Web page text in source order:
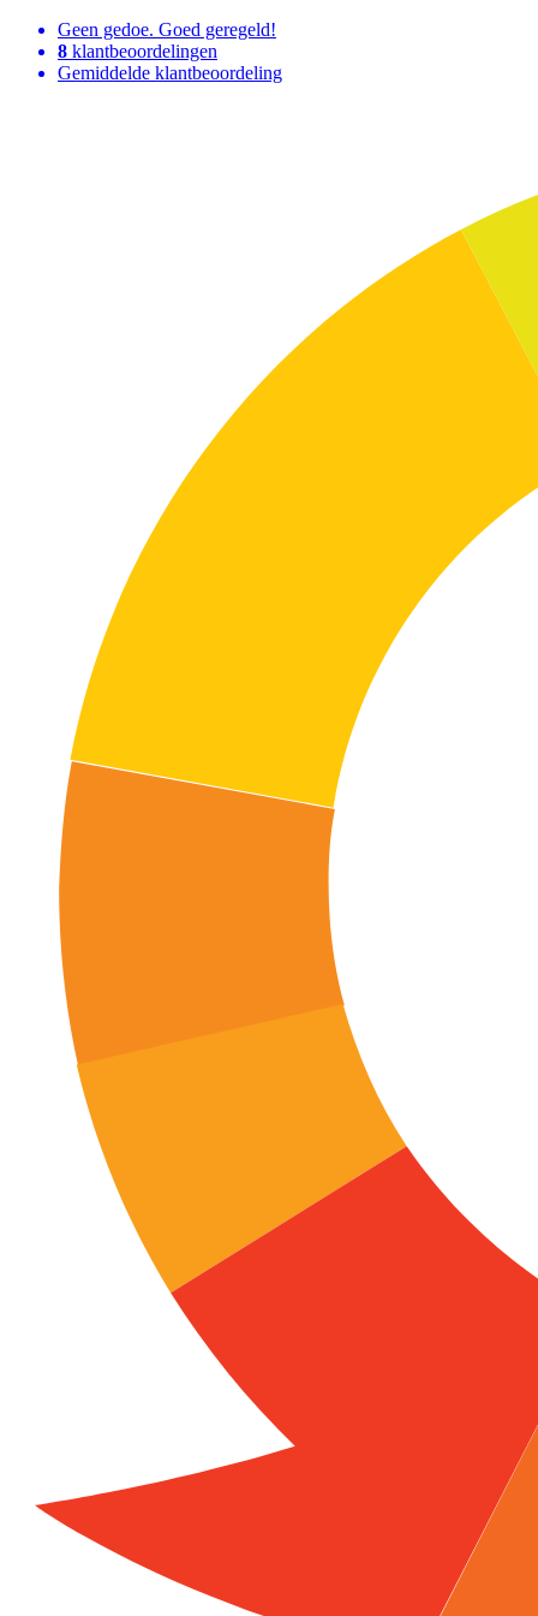
Geen gedoe. Goed geregeld!
8 klantbeoordelingen
Gemiddelde klantbeoordeling